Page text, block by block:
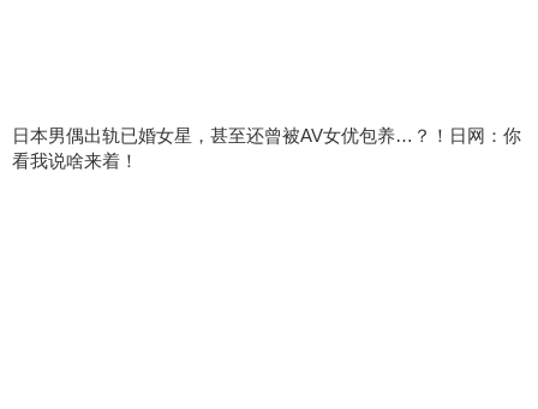
日本男偶出轨已婚女星，甚至还曾被AV女优包养…？！日网：你
看我说啥来着！